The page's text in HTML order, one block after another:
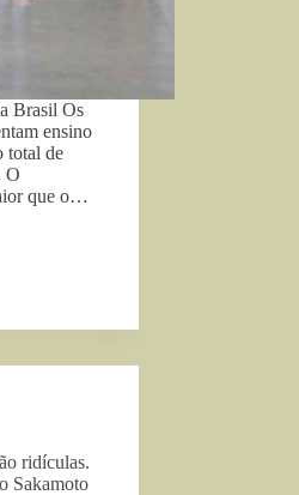
Brasil Os
ensino
total de
O
que o…
ridículas.
Sakamoto